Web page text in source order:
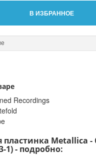
В ИЗБРАННОЕ
Recordings
Metallica -
1) - подробно: